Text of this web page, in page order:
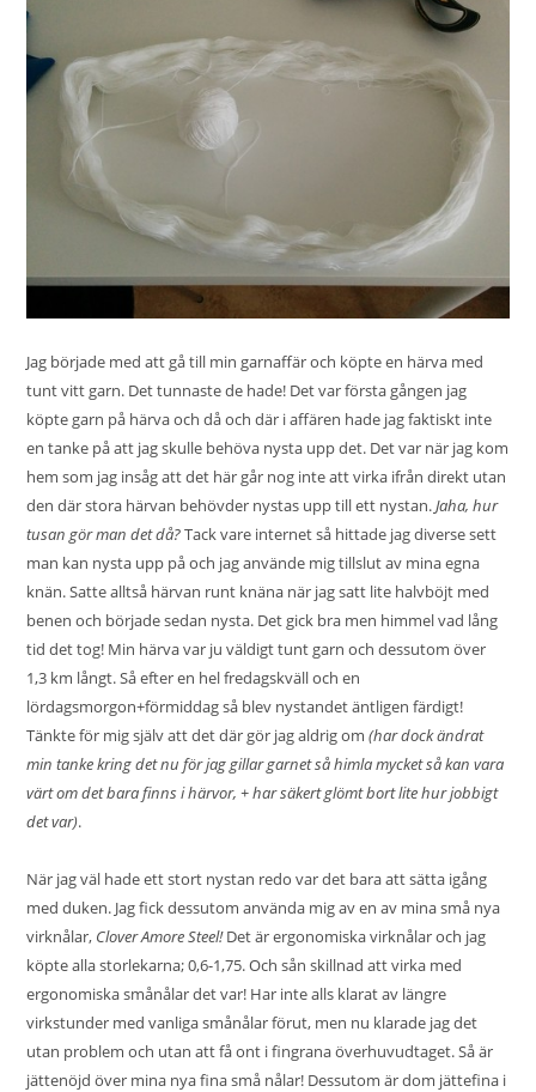
Jag började med att gå till min garnaffär och köpte en härva med
tunt vitt garn. Det tunnaste de hade! Det var första gången jag
köpte garn på härva och då och där i affären hade jag faktiskt inte
en tanke på att jag skulle behöva nysta upp det. Det var när jag kom
hem som jag insåg att det här går nog inte att virka ifrån direkt utan
den där stora härvan behövder nystas upp till ett nystan.Jaha, hur
tusan gör man det då?Tack vare internet så hittade jag diverse sett
man kan nysta upp på och jag använde mig tillslut av mina egna
knän. Satte alltså härvan runt knäna när jag satt lite halvböjt med
benen och började sedan nysta. Det gick bra men himmel vad lång
tid det tog! Min härva var ju väldigt tunt garn och dessutom över
1,3 km långt. Så efter en hel fredagskväll och en
lördagsmorgon+förmiddag så blev nystandet äntligen färdigt!
Tänkte för mig själv att det där gör jag aldrig om(har dock ändrat
min tanke kring det nu för jag gillar garnet så himla mycket så kan vara
värt om det bara finns i härvor, + har säkert glömt bort lite hur jobbigt
det var).
När jag väl hade ett stort nystan redo var det bara att sätta igång
med duken. Jag fick dessutom använda mig av en av mina små nya
virknålar, Clover Amore Steel!Det är ergonomiska virknålar och jag
köpte alla storlekarna; 0,6-1,75. Och sån skillnad att virka med
ergonomiska smånålar det var! Har inte alls klarat av längre
virkstunder med vanliga smånålar förut, men nu klarade jag det
utan problem och utan att få ont i fingrana överhuvudtaget. Så är
jättenöjd över mina nya fina små nålar! Dessutom är dom jättefina i